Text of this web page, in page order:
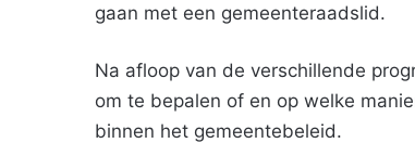
gaan met een gemeenteraadslid.
Na afloop van de verschillende
om te bepalen of en op welke
binnen het gemeentebeleid.